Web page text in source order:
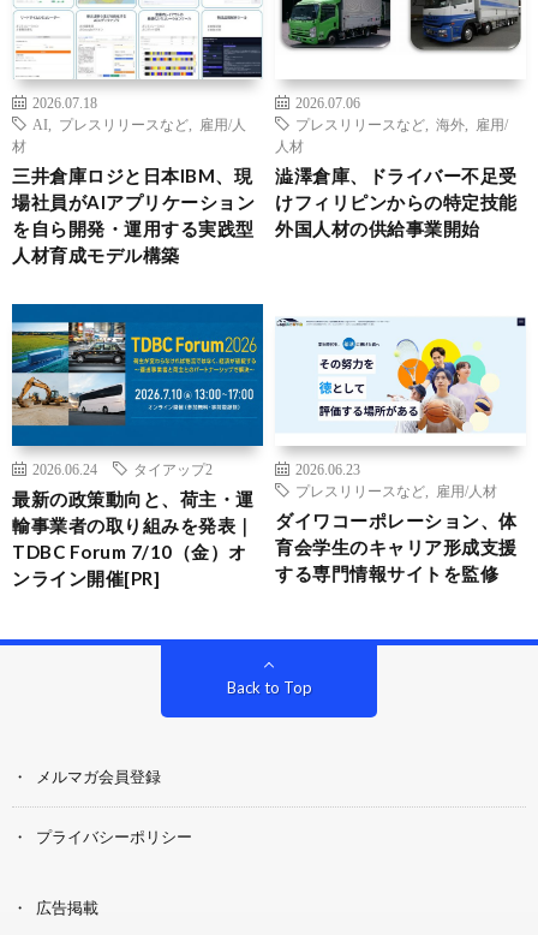
2026.07.18
AI
プレスリリースなど
雇用/人
材
三井倉庫ロジと日本IBM、現
場社員がAIアプリケーション
を自ら開発・運用する実践型
人材育成モデル構築
2026.07.06
プレスリリースなど
海外
雇用/
人材
澁澤倉庫、ドライバー不足受
けフィリピンからの特定技能
外国人材の供給事業開始
2026.06.24 タイアップ2
最新の政策動向と、荷主・運
輸事業者の取り組みを発表｜
TDBC Forum 7/10（金）オ
ンライン開催[PR]
2026.06.23
プレスリリースなど
雇用/人材
ダイワコーポレーション、体
育会学生のキャリア形成支援
する専門情報サイトを監修
Back to Top
メルマガ会員登録
プライバシーポリシー
広告掲載